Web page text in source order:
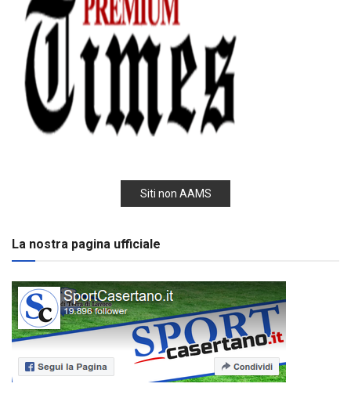
Siti non AAMS
La nostra pagina ufficiale